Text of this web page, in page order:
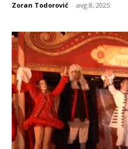
Zoran Todorović - avg 8, 2025